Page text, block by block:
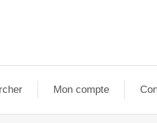
Mon compte